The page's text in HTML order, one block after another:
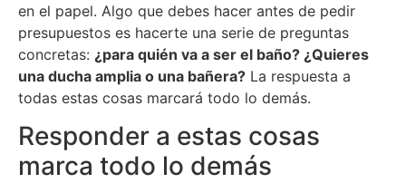
en el papel. Algo que debes hacer antes de pedir
presupuestos es hacerte una serie de preguntas
concretas: ¿para quién va a ser el baño? ¿Quieres
una ducha amplia o una bañera? La respuesta a
todas estas cosas marcará todo lo demás.
Responder a estas cosas
marca todo lo demás